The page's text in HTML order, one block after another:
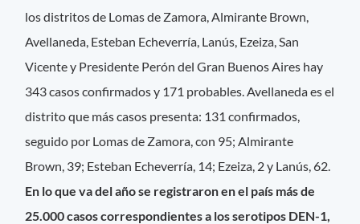
los distritos de Lomas de Zamora, Almirante Brown,
Avellaneda, Esteban Echeverría, Lanús, Ezeiza, San
Vicente y Presidente Perón del Gran Buenos Aires hay
343 casos confirmados y 171 probables. Avellaneda es el
distrito que más casos presenta: 131 confirmados,
seguido por Lomas de Zamora, con 95; Almirante
Brown, 39; Esteban Echeverría, 14; Ezeiza, 2 y Lanús, 62.
En lo que va del año se registraron en el país más de
25.000 casos correspondientes a los serotipos DEN-1,